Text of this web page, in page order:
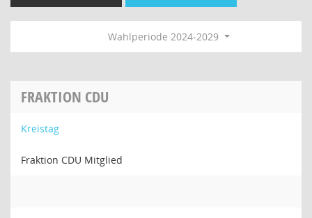
Wahlperiode 2024-2029
FRAKTION CDU
Kreistag
Fraktion CDU Mitglied